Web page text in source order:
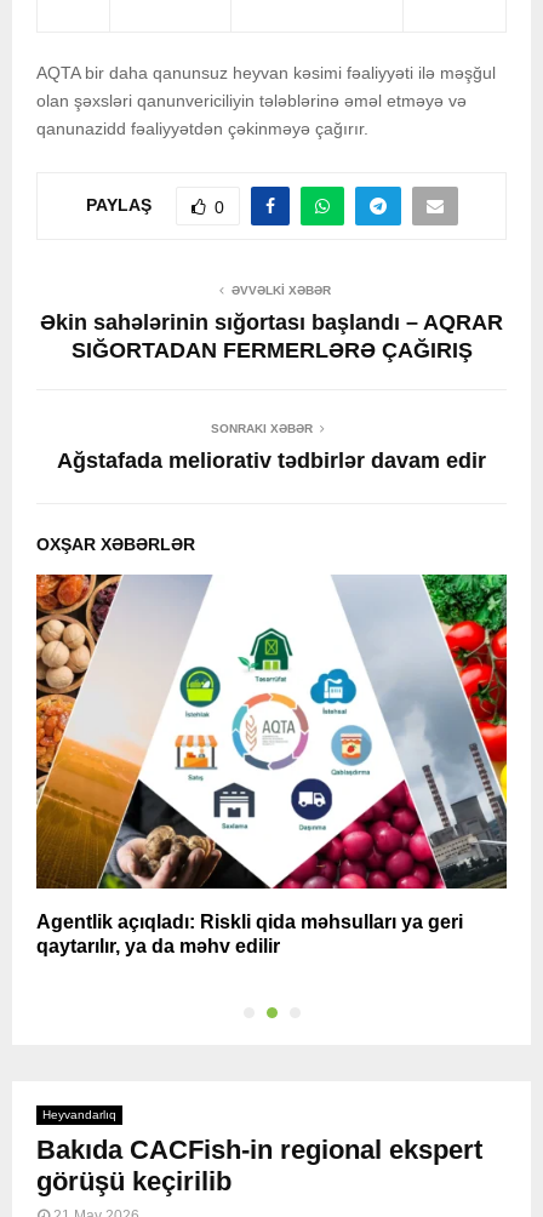
AQTA bir daha qanunsuz heyvan kəsimi fəaliyyəti ilə məşğul
olan şəxsləri qanunvericiliyin tələblərinə əməl etməyə və
qanunazidd fəaliyyətdən çəkinməyə çağırır.
PAYLAŞ 0
ƏVVƏLKI XƏBƏR
Əkin sahələrinin sığortası başlandı – AQRAR
SIĞORTADAN FERMERLƏRƏ ÇAĞIRIŞ
SONRAKI XƏBƏR
Ağstafada meliorativ tədbirlər davam edir
OXŞAR XƏBƏRLƏR
Agentlik açıqladı: Riskli qida məhsulları ya geri
qaytarılır, ya da məhv edilir
Heyvandarlıq
Bakıda CACFish-in regional ekspert
görüşü keçirilib